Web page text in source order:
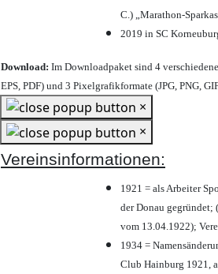
C.) „Marathon-
2019 in SC
Download: Im Downloadpaket sind 4
EPS, PDF) und 3 Pixelgrafikformate (JPG, PNG,
×
×
Vereinsinformationen:
1921 = als Arbeiter
der Donau gegründet;
vom 13.04.1922);
1934 =
Club Hainburg 1921,